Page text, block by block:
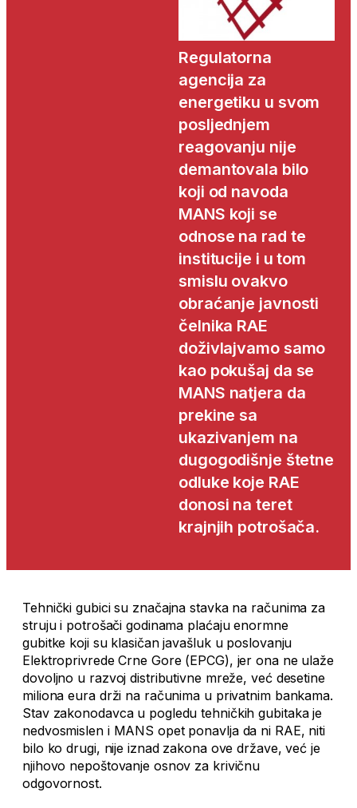
Regulatorna
agencija za
energetiku u svom
posljednjem
reagovanju nije
demantovala bilo
koji od navoda
MANS koji se
odnose na rad te
institucije i u tom
smislu ovakvo
obraćanje javnosti
čelnika RAE
doživlajvamo samo
kao pokušaj da se
MANS natjera da
prekine sa
ukazivanjem na
dugogodišnje štetne
odluke koje RAE
donosi na teret
krajnjih potrošača.
Tehnički gubici su značajna stavka na računima za
struju i potrošači godinama plaćaju enormne
gubitke koji su klasičan javašluk u poslovanju
Elektroprivrede Crne Gore (EPCG), jer ona ne ulaže
dovoljno u razvoj distributivne mreže, već desetine
miliona eura drži na računima u privatnim bankama.
Stav zakonodavca u pogledu tehničkih gubitaka je
nedvosmislen i MANS opet ponavlja da ni RAE, niti
bilo ko drugi, nije iznad zakona ove države, već je
njihovo nepoštovanje osnov za krivičnu
odgovornost.